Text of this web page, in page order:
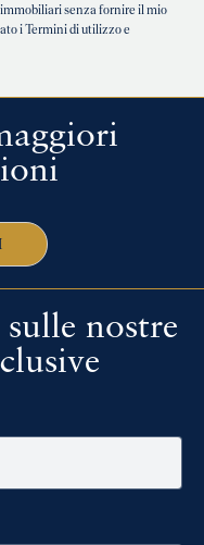
senza fornire il mio
i Termini di utilizzo e
nostre